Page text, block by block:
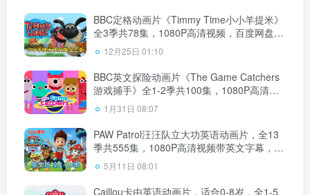
BBC定格动画片《Timmy Time小小羊提米》
全3季共78集，1080P高清视频，百度网盘下
载！
12月25日 01:10
BBC英文探险动画片《The Game Catchers
游戏捕手》全1-2季共100集，1080P高清视
频带英文字幕，带配套音频MP3，百度网盘
下载！
1月31日 08:07
PAW Patrol汪汪队立大功英语动画片，全13
季共555集，1080P高清视频带英文字幕，带
配套音频MP3，百度网盘下载！
5月11日 08:01
Caillou卡由英语动画片，适合0-8岁，全1-5